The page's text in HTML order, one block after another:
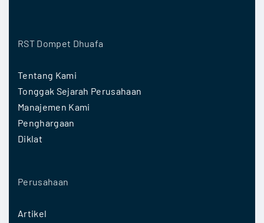
RST Dompet Dhuafa
Tentang Kami
Tonggak Sejarah Perusahaan
Manajemen Kami
Penghargaan
Diklat
Perusahaan
Artikel